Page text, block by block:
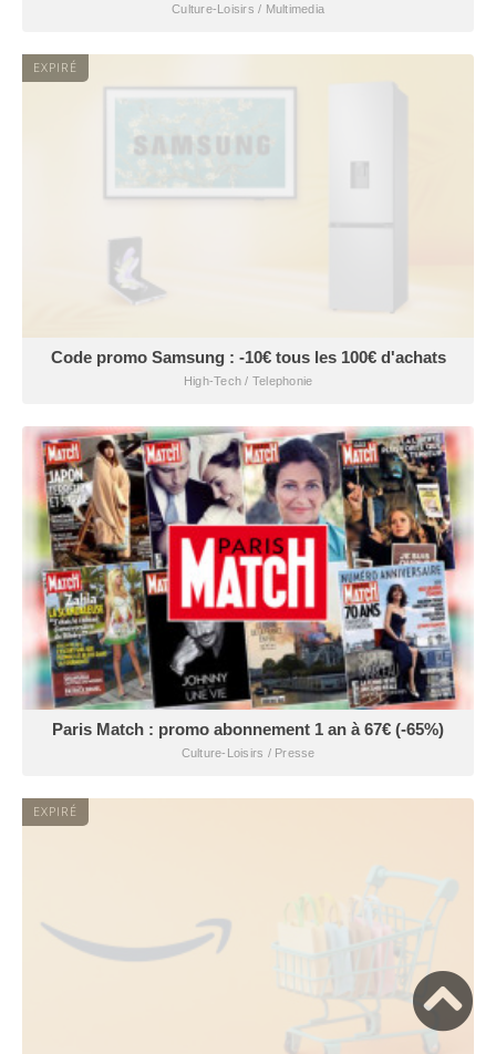
Culture-Loisirs / Multimedia
EXPIRÉ
Code promo Samsung : -10€ tous les 100€ d'achats
High-Tech / Telephonie
Paris Match : promo abonnement 1 an à 67€ (-65%)
Culture-Loisirs / Presse
EXPIRÉ